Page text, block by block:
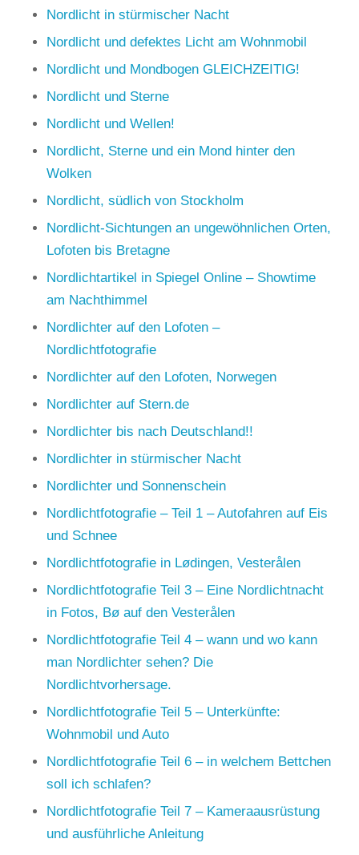
Nordlicht in stürmischer Nacht
Nordlicht und defektes Licht am Wohnmobil
Nordlicht und Mondbogen GLEICHZEITIG!
Nordlicht und Sterne
Nordlicht und Wellen!
Nordlicht, Sterne und ein Mond hinter den
Wolken
Nordlicht, südlich von Stockholm
Nordlicht-Sichtungen an ungewöhnlichen Orten,
Lofoten bis Bretagne
Nordlichtartikel in Spiegel Online – Showtime
am Nachthimmel
Nordlichter auf den Lofoten –
Nordlichtfotografie
Nordlichter auf den Lofoten, Norwegen
Nordlichter auf Stern.de
Nordlichter bis nach Deutschland!!
Nordlichter in stürmischer Nacht
Nordlichter und Sonnenschein
Nordlichtfotografie – Teil 1 – Autofahren auf Eis
und Schnee
Nordlichtfotografie in Lødingen, Vesterålen
Nordlichtfotografie Teil 3 – Eine Nordlichtnacht
in Fotos, Bø auf den Vesterålen
Nordlichtfotografie Teil 4 – wann und wo kann
man Nordlichter sehen? Die
Nordlichtvorhersage.
Nordlichtfotografie Teil 5 – Unterkünfte:
Wohnmobil und Auto
Nordlichtfotografie Teil 6 – in welchem Bettchen
soll ich schlafen?
Nordlichtfotografie Teil 7 – Kameraausrüstung
und ausführliche Anleitung